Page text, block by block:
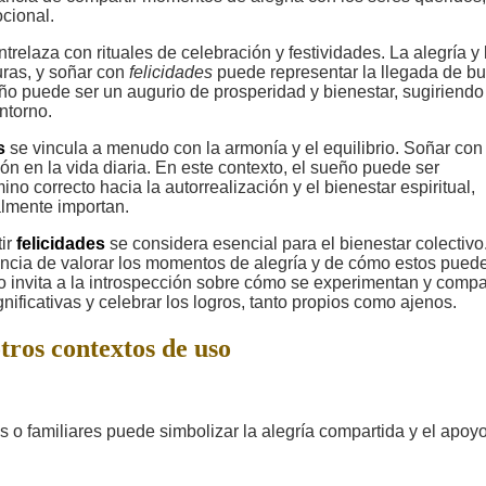
con rituales de celebración y festividades. La alegría y
y soñar con felicidades puede representar la llegada de
puede ser un augurio de prosperidad y bienestar,
se vincula a menudo con la armonía y el equilibrio. Soñar con
en la vida diaria. En este contexto, el sueño puede ser
correcto hacia la autorrealización y el bienestar espiritual,
importan.
felicidades se considera esencial para el bienestar
de valorar los momentos de alegría y de cómo estos
a la introspección sobre cómo se experimentan y
y celebrar los logros, tanto propios como ajenos.
contextos de uso
familiares puede simbolizar la alegría compartida y el